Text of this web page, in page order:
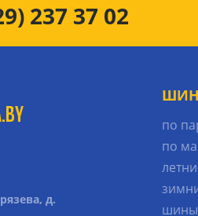
237 37 02
д.
по
по
шины